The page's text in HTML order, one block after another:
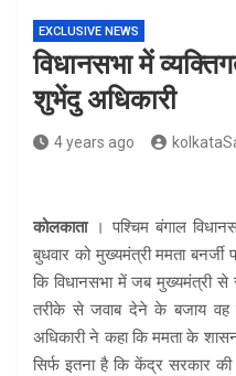
EXCLUSIVE NEWS
विधानसभा में
शुभेंदु अधिकारी
4 years ago
कोलकाता। पश्चिम बंगाल
बुधवार को मुख्यमंत्री ममता
कि विधानसभा में जब मुख्यमंत्री से
तरीके से जवाब देने के बजाय
अधिकारी ने कहा कि ममता के
सिर्फ इतना है कि केंद्र सरकार